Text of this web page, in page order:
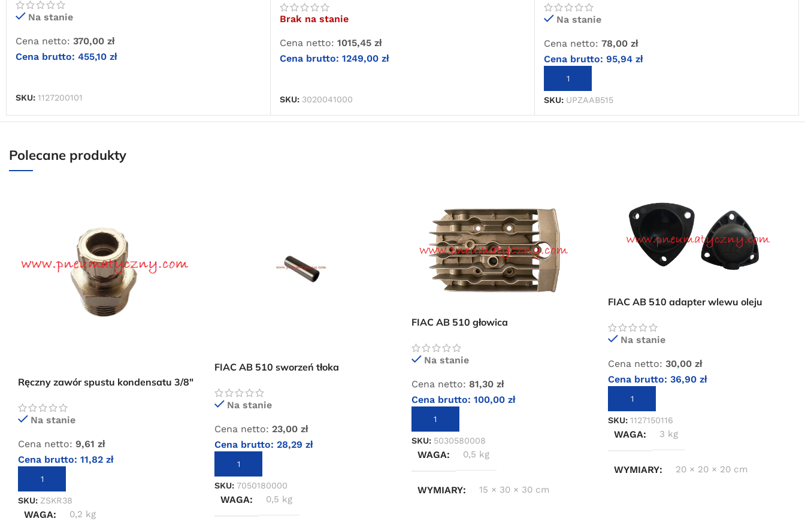
Na stanie
Cena netto: 370,00 zł
Cena brutto: 455,10 zł
SKU: 1127200101
Brak na stanie
Cena netto: 1015,45 zł
Cena brutto: 1249,00 zł
SKU: 3020041000
Na stanie
Cena netto: 78,00 zł
Cena brutto: 95,94 zł
DODAJ DO KOSZYKA
SKU: UPZAAB515
Polecane produkty
Ręczny zawór spustu kondensatu 3/8″
Na stanie
Cena netto: 9,61 zł
Cena brutto: 11,82 zł
DODAJ DO KOSZYKA
SKU: ZSKR38
WAGA 0,2 kg
FIAC AB 510 sworzeń tłoka
Na stanie
Cena netto: 23,00zł
Cena brutto:28,29zł
DODAJ DO KOSZYKA
SKU: 7050180000
WAGA 0,5 kg
FIAC AB 510 głowica
Na stanie
Cena netto: 81,30 zł
Cena brutto: 100,00 zł
DODAJ DO KOSZYKA
SKU: 5030580008
WAGA 0,5 kg
WYMIARY 15 × 30 × 30 cm
FIAC AB 510 adapter wlewu oleju
Na stanie
Cena netto: 30,00zł
Cena brutto:36,90zł
DODAJ DO KOSZYKA
SKU:1127150116
WAGA 3 kg
WYMIARY 20 × 20 × 20 cm